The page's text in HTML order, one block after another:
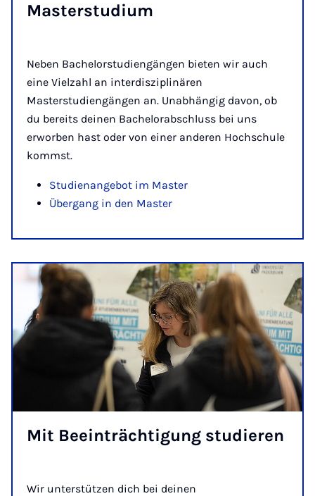
Mas­ter­stu­di­um
Neben Bachelorstudiengängen bieten wir auch
eine Vielzahl an interdisziplinären
Masterstudiengängen an. Unabhängig davon, ob
du bereits deinen Bachelorabschluss bei uns
erworben hast oder von einer anderen Hochschule
kommst.
Studienangebot im Master
Übergang in den Master
Mit Be­ein­träch­ti­gung stu­die­ren
Wir unterstützen dich bei deinen